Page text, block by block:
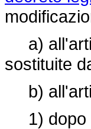
a)
sostituite
b)
1) dopo